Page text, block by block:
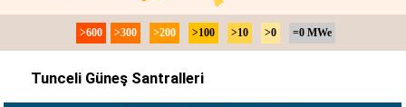
>600 >300 >200 >100 >10 >0 =0 MWe
Tunceli Güneş Santralleri